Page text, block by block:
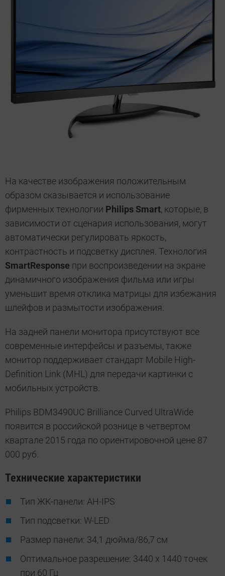
На качестве изображения положительным
образом сказывается и использование
фирменных технологии Philips Smart, которые, в
зависимости от сценария использования, могут
автоматически регулировать яркость,
контрастность и подсветку дисплея. Технология
SmartResponse при воспроизведении на экране
динамичного изображения фильма или игры
уменьшит время отклика матрицы для избежания
шлейфов и размытости изображения.
На задней панели монитора присутствуют все
современные интерфейсы и разъемы, также
монитор поддерживает стандарт Mobile High-
Definition Link (MHL) для передачи картинки с
мобильных устройств.
Philips BDM3490UC Brilliance Curved UltraWide
появится в российской рознице в четвертом
квартале 2015 года по ориентировочной цене 87
000 руб.
Технические характеристики
Тип ЖК-панели: AH-IPS
Тип подсветки: W-LED
Размер панели: 34,1 дюйма/86,7 см
Оптимальное разрешение: 3440 x 1440 точек
при 60 Гц